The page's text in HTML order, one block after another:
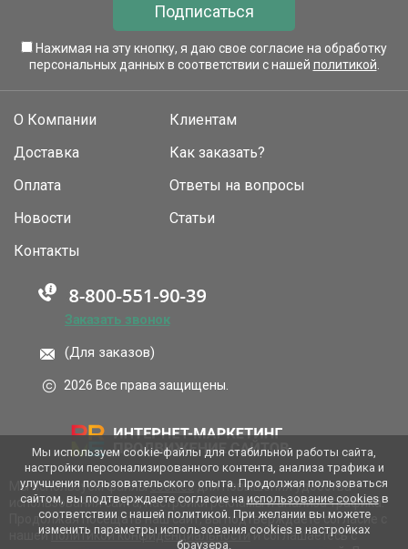
Подписаться
Нажимая на эту кнопку, я даю свое согласие на обработку
персональных данных в соответствии с нашей политикой
О Компании
Доставка
Оплата
Новости
Клиентам
Как заказать?
Ответы на вопросы
Статьи
Контакты
Заказать звонок
(Для заказов)
2026 Все права защищены.
Мы используем файлыcookies для повышения удобства
использования сайта, настройки рекламы и анализа трафика.
Продолжая посещать наш сайт, вы подтверждаете согласие с
нашейполитикой конфиденциальностии соглашаетесь с
Мы используем cookie-файлы для стабильной работы сайта,
настройки персонализированного контента, анализа трафика и
улучшения пользовательского опыта. Продолжая пользоваться
сайтом, вы подтверждаете согласие на использование cookiesв
соответствии с нашей политикой. При желании вы можете
изменить параметры использования cookies в настройках
браузера.